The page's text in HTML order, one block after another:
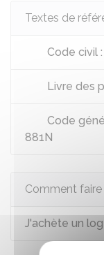
Textes de
Code civil
Livre des
Code
881N
Comment faire
J'achète un